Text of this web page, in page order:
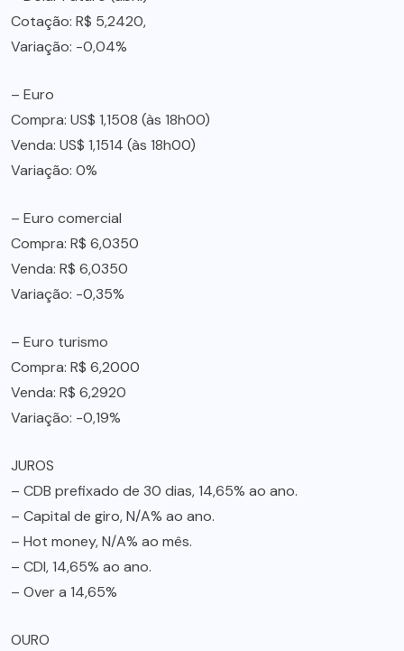
Cotação: R$ 5,2420,
Variação: -0,04%
– Euro
Compra: US$ 1,1508 (às 18h00)
Venda: US$ 1,1514 (às 18h00)
Variação: 0%
– Euro comercial
Compra: R$ 6,0350
Venda: R$ 6,0350
Variação: -0,35%
– Euro turismo
Compra: R$ 6,2000
Venda: R$ 6,2920
Variação: -0,19%
JUROS
– CDB prefixado de 30 dias, 14,65% ao ano.
– Capital de giro, N/A% ao ano.
– Hot money, N/A% ao mês.
– CDI, 14,65% ao ano.
– Over a 14,65%
OURO